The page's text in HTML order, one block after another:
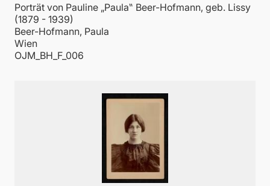
Porträt von Pauline „Paula‟ Beer-Hofmann, geb. Lissy
(1879 - 1939)
Beer-Hofmann, Paula
Wien
OJM_BH_F_006